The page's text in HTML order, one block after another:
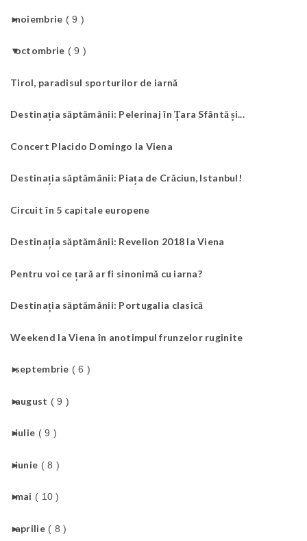
►
noiembrie ( 9 )
▼
octombrie ( 9 )
Tirol, paradisul sporturilor de iarnă
Destinația săptămânii: Pelerinaj în Țara Sfântă și...
Concert Placido Domingo la Viena
Destinația săptămânii: Piața de Crăciun, Istanbul!
Circuit în 5 capitale europene
Destinația săptămânii: Revelion 2018 la Viena
Pentru voi ce țară ar fi sinonimă cu iarna?
Destinația săptămânii: Portugalia clasică
Weekend la Viena în anotimpul frunzelor ruginite
►
septembrie ( 6 )
►
august ( 9 )
►
iulie ( 9 )
►
iunie ( 8 )
►
mai ( 10 )
►
aprilie ( 8 )